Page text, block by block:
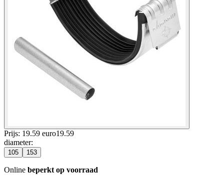
Prijs: 19.59 euro19.59
diameter:
105 153
Online beperkt op voorraad